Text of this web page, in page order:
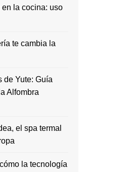
en la cocina: uso
te cambia la
de Yute: Guía
Alfombra
el spa termal
la tecnología